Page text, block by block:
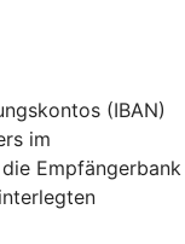
(IBAN)
im
Empfängerbank